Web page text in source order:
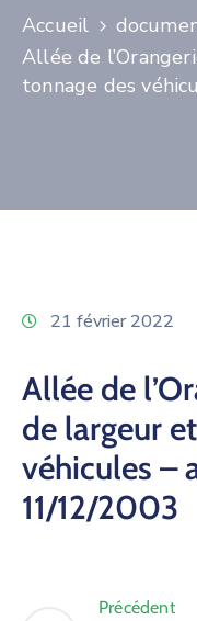
Accueil
Allée de
tonnage des
21 février 2022
Allée de
de largeur
véhicules –
11/12/2003
Précédent